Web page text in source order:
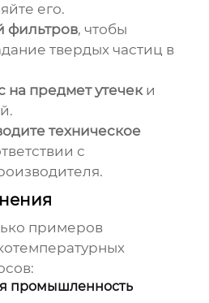
его.
фильтров, чтобы
твердых частиц в
на предмет утечеки
техническое
с
примеров
:
промышленность